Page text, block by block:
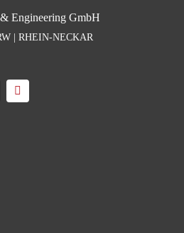
Engineering GmbH
| RHEIN-NECKAR